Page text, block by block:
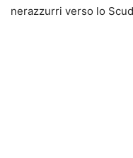
nerazzurri verso lo